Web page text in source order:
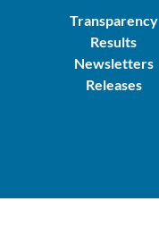
Transparency
Results
Newsletters
Releases